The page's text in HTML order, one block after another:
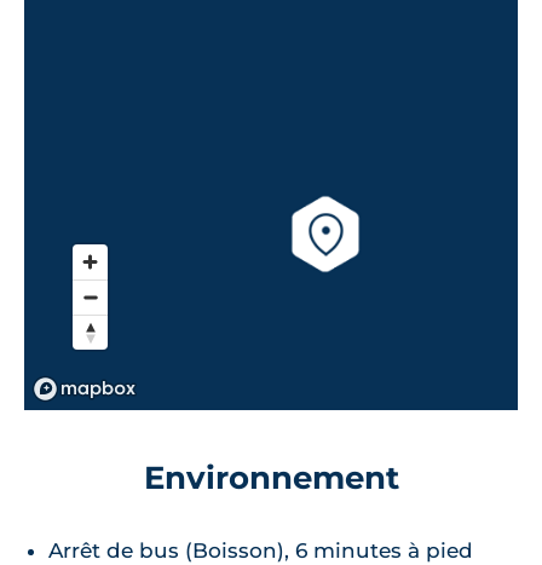
Environnement
Arrêt de bus (Boisson), 6 minutes à pied